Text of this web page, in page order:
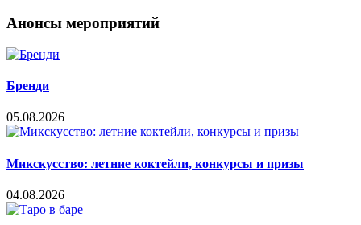
Анонсы мероприятий
Бренди
05.08.2026
Микскусство: летние коктейли, конкурсы и призы
04.08.2026